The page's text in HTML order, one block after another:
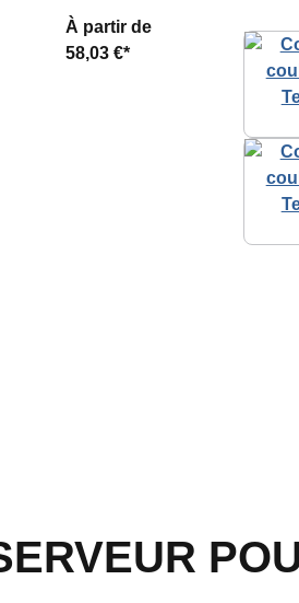
À partir de
58,03 €*